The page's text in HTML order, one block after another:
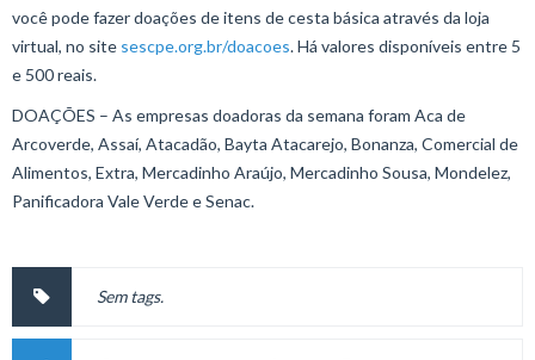
você pode fazer doações de itens de cesta básica através da loja
virtual, no site sescpe.org.br/doacoes. Há valores disponíveis entre 5
e 500 reais.
DOAÇÕES – As empresas doadoras da semana foram Aca de
Arcoverde, Assaí, Atacadão, Bayta Atacarejo, Bonanza, Comercial de
Alimentos, Extra, Mercadinho Araújo, Mercadinho Sousa, Mondelez,
Panificadora Vale Verde e Senac.
Sem tags.